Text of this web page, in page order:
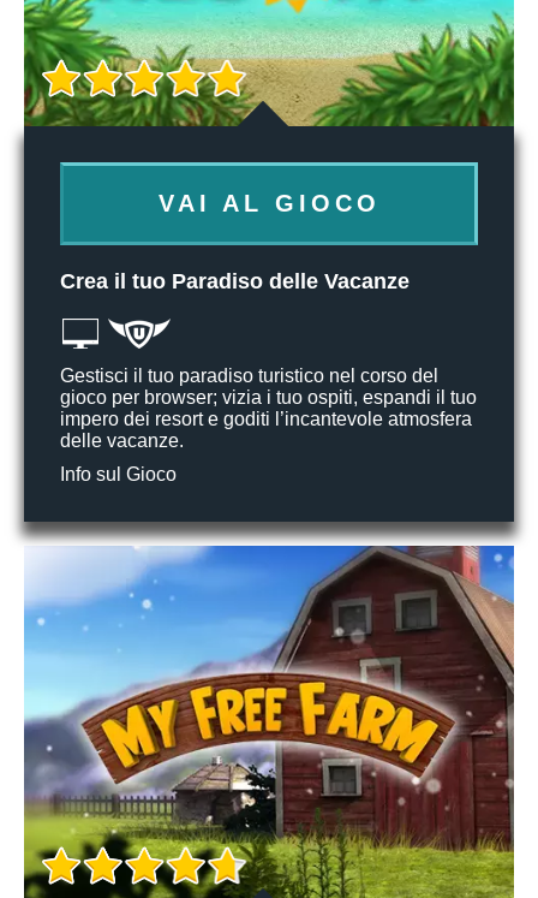
VAI AL GIOCO
Crea il tuo Paradiso delle Vacanze
Gestisci il tuo paradiso turistico nel corso del
gioco per browser; vizia i tuo ospiti, espandi il tuo
impero dei resort e goditi l’incantevole atmosfera
delle vacanze.
Info sul Gioco